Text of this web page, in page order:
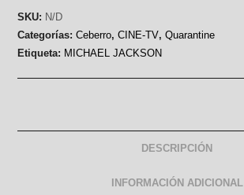
SKU: N/D
Categorías:Ceberro,CINE-TV,Quarantine
Etiqueta: MICHAEL JACKSON
DESCRIPCIÓN
INFORMACIÓN ADICIONAL